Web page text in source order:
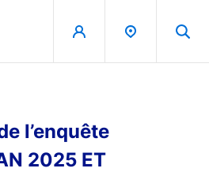
Principal
l’enquête
2025 ET